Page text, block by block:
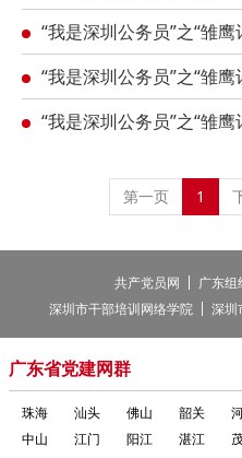
“我是深圳公务员”之“雏鹰计划”专题第23期：市规划和自然资源局宝安管理局
“我是深圳公务员”之“雏鹰计划”专题第22期：福田区沙头街道办事处
“我是深圳公务员”之“雏鹰计划”专题第21期：深汕特别合作区土地整备
第一页 1
共产党员网 | 广东组
深圳市干部培训网络学院 | 深圳
广东省党建网群
珠海 汕头 佛山 韶关
中山
江门 阳江 湛江